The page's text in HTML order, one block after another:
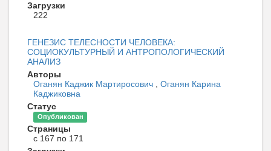
Загрузки
222
ГЕНЕЗИС ТЕЛЕСНОСТИ ЧЕЛОВЕКА:
СОЦИОКУЛЬТУРНЫЙ И АНТРОПОЛОГИЧЕСКИЙ
АНАЛИЗ
Авторы
Оганян Каджик Мартиросович , Оганян Карина
Каджиковна
Статус
Опубликован
Страницы
с 167 по 171